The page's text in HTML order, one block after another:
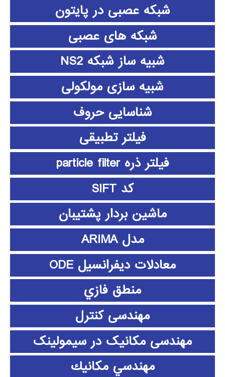
شبکه عصبی در پایتون
شبکه های عصبی
شبیه ساز شبکه NS2
شبیه سازی مولکولی
شناسایی حروف
فیلتر تطبیقی
فیلتر ذره particle filter
کد SIFT
ماشین بردار پشتیبان
مدل ARIMA
معادلات دیفرانسیل ODE
منطق فازي
مهندسی کنترل
مهندسی مکانیک در سیمولینک
مهندسي مكانيك